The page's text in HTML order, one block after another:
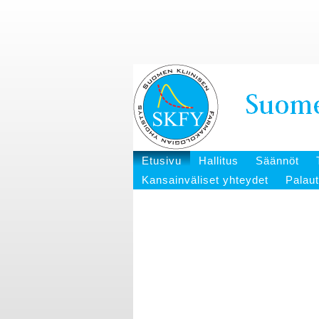
Etusivu Hallitus Säännöt
Kansainväliset yhteydet